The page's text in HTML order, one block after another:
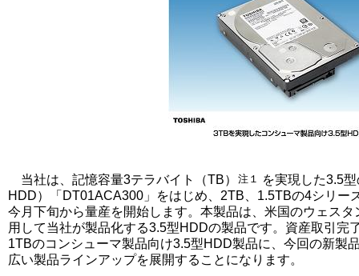
当社は、記憶容量3テラバイト（TB） 注１ を実現した3.5
HDD）「DT01ACA300」をはじめ、2TB、1.5TBの4シリー
今月下旬から量産を開始します。本製品は、米国のウェス
用して当社が製品化する3.5型HDDの製品です。資産取引完
1TBのコンシューマ製品向け3.5型HDD製品に、今回の新製
広い製品ラインアップを展開することになります。